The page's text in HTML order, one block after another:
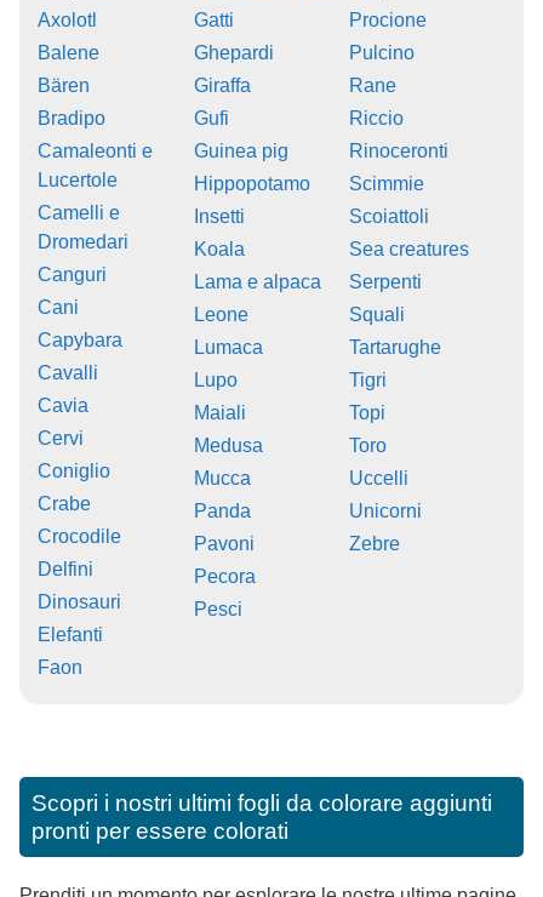
Axolotl
Balene
Bären
Bradipo
Camaleonti e
Lucertole
Camelli e
Dromedari
Canguri
Cani
Capybara
Cavalli
Cavia
Cervi
Coniglio
Crabe
Crocodile
Delfini
Dinosauri
Elefanti
Faon
Gatti
Ghepardi
Giraffa
Gufi
Guinea pig
Hippopotamo
Insetti
Koala
Lama e alpaca
Leone
Lumaca
Lupo
Maiali
Medusa
Mucca
Panda
Pavoni
Pecora
Pesci
Procione
Pulcino
Rane
Riccio
Rinoceronti
Scimmie
Scoiattoli
Sea creatures
Serpenti
Squali
Tartarughe
Tigri
Topi
Toro
Uccelli
Unicorni
Zebre
Scopri i nostri ultimi fogli da colorare aggiunti
pronti per essere colorati